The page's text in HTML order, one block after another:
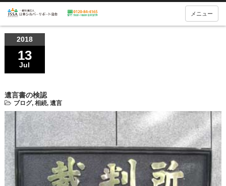
メニュー
2018
13
Jul
遺言書の検認
ブログ, 相続, 遺言